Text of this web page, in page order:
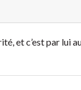
et c’est par lui